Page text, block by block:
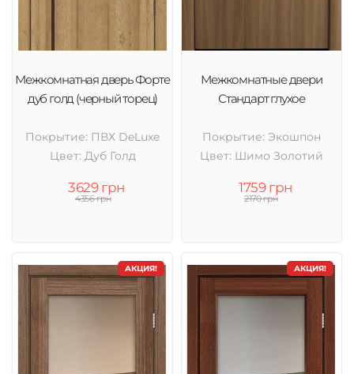
Межкомнатная дверь Форте
дуб голд (черный торец)
Покрытие: ПВХ DeLuxe
Цвет: Дуб Голд
3629 грн
4356 грн
Межкомнатные двери
Стандарт глухое
Покрытие: Экошпон
Цвет: Шимо Золотий
1759 грн
2170 грн
АКЦИЯ! АКЦИЯ!